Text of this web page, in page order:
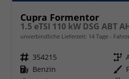
Cupra Formentor
1.5 eTSI 110 kW DSG ABT
unverbindliche Lieferzeit: 14 Tage
Fahrzeugnr. 354215 Getriebe
Kraftstoff Benzin Außenfarbe